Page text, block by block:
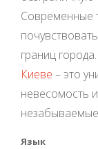
Современные
границ города.
Киеве – это
невесомость
Язык